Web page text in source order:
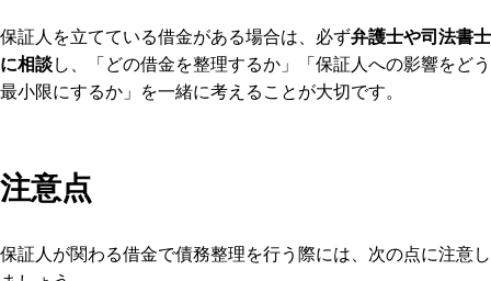
保証人を立てている借金がある場合は、必ず弁護士や司法書士
に相談し、「どの借金を整理するか」「保証人への影響をどう
最小限にするか」を一緒に考えることが大切です。
注意点
保証人が関わる借金で債務整理を行う際には、次の点に注意し